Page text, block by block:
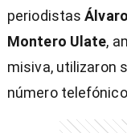
periodistas
Montero Ulate,
misiva, utilizaron
número